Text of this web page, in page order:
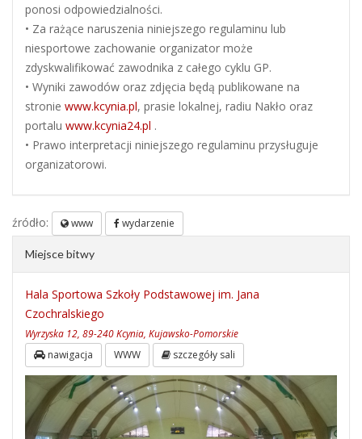
ponosi odpowiedzialności.
• Za rażące naruszenia niniejszego regulaminu lub
niesportowe zachowanie organizator może
zdyskwalifikować zawodnika z całego cyklu GP.
• Wyniki zawodów oraz zdjęcia będą publikowane na
stronie www.kcynia.pl, prasie lokalnej, radiu Nakło oraz
portalu www.kcynia24.pl .
• Prawo interpretacji niniejszego regulaminu przysługuje
organizatorowi.
źródło: www wydarzenie
Miejsce bitwy
Hala Sportowa Szkoły Podstawowej im. Jana
Czochralskiego
Wyrzyska 12, 89-240 Kcynia, Kujawsko-Pomorskie
nawigacja WWW szczegóły sali